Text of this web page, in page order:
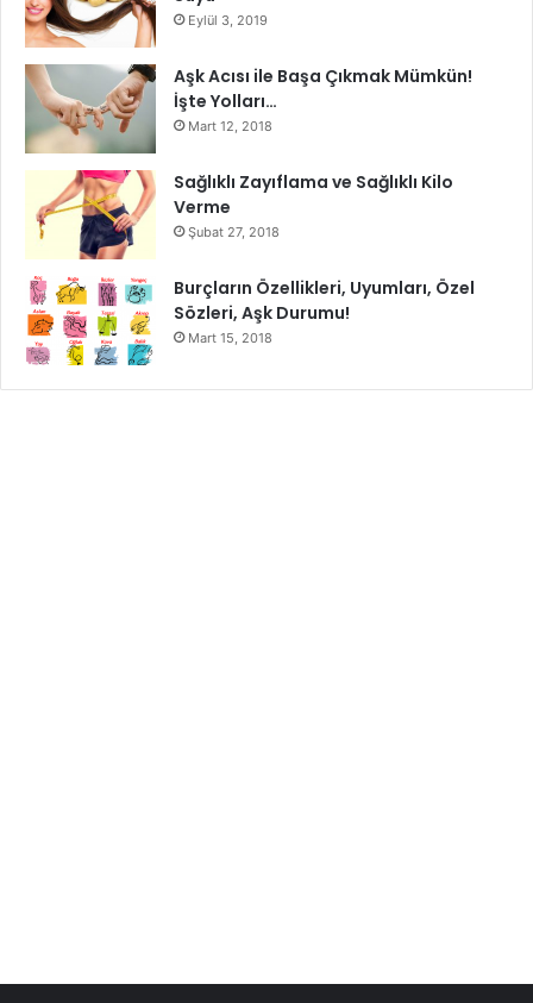
Eylül 3, 2019
Aşk Acısı ile Başa Çıkmak Mümkün!
İşte Yolları…
Mart 12, 2018
Sağlıklı Zayıflama ve Sağlıklı Kilo
Verme
Şubat 27, 2018
Burçların Özellikleri, Uyumları, Özel
Sözleri, Aşk Durumu!
Mart 15, 2018